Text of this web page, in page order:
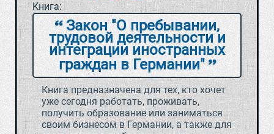
Книга:
Закон "О пребывании,
трудовой деятельности и
интеграции иностранных
граждан в Германии"
Книга предназначена для тех, кто хочет
уже сегодня работать, проживать,
получить образование или заниматься
своим бизнесом в Германии, а также для